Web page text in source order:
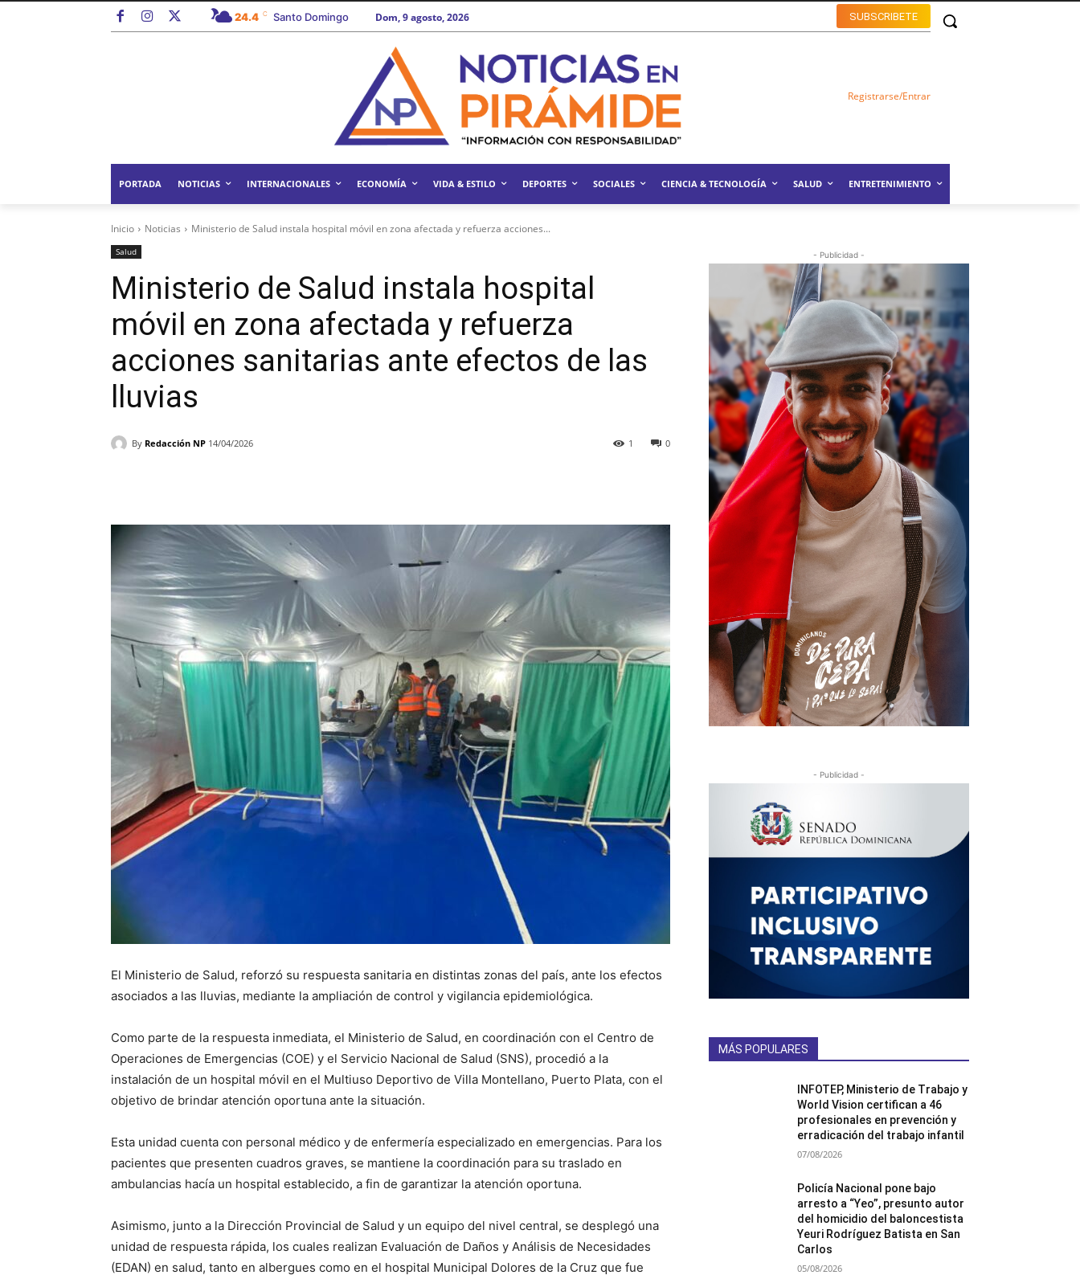
24.4 C Santo Domingo SUBSCRIBETE
Dom, 9 agosto, 2026
Registrarse/Entrar
PORTADA NOTICIAS INTERNACIONALES ECONOMÍA VIDA & ESTILO DEPORTES SOCIALES CIENCIA & TECNOLOGÍA SALUD ENTRETENIMIENTO
Inicio Noticias Ministerio de Salud instala hospital móvil en zona afectada y refuerza acciones...
Salud
Ministerio de Salud instala hospital
móvil en zona afectada y refuerza
acciones sanitarias ante efectos de las
lluvias
By Redacción NP 14/04/2026 0
1
Pinterest Linkedin ReddIt
El Ministerio de Salud, reforzó su respuesta sanitaria en distintas zonas del país, ante los efectos
asociados a las lluvias, mediante la ampliación de control y vigilancia epidemiológica.
Como parte de la respuesta inmediata, el Ministerio de Salud, en coordinación con el Centro de
Operaciones de Emergencias (COE) y el Servicio Nacional de Salud (SNS), procedió a la
instalación de un hospital móvil en el Multiuso Deportivo de Villa Montellano, Puerto Plata, con el
objetivo de brindar atención oportuna ante la situación.
Esta unidad cuenta con personal médico y de enfermería especializado en emergencias. Para los
pacientes que presenten cuadros graves, se mantiene la coordinación para su traslado en
ambulancias hacía un hospital establecido, a fin de garantizar la atención oportuna.
Asimismo, junto a la Dirección Provincial de Salud y un equipo del nivel central, se desplegó una
unidad de respuesta rápida, los cuales realizan Evaluación de Daños y Análisis de Necesidades
(EDAN) en salud, tanto en albergues como en el hospital Municipal Dolores de la Cruz que fue
- Publicidad -
- Publicidad -
MÁS POPULARES
INFOTEP, Ministerio de Trabajo y
World Vision certifican a 46
profesionales en prevención y
erradicación del trabajo infantil
07/08/2026
Policía Nacional pone bajo
arresto a “Yeo”, presunto autor
del homicidio del baloncestista
Yeuri Rodríguez Batista en San
Carlos
05/08/2026